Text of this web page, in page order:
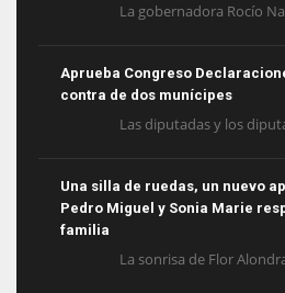
La gobernadora Rocío
Aprueba Congreso
contra de dos munícipes
Las diputadas y los
Una silla de ruedas, un nuevo
Pedro Miguel y Sonia Marie
familia
La sonrisa de Flor